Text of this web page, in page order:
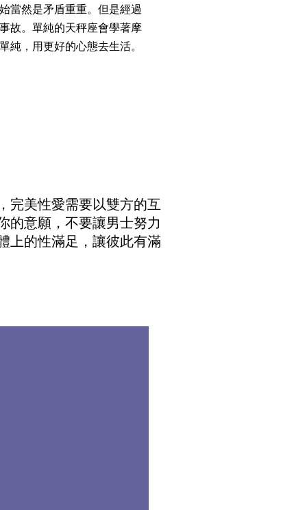
然是矛盾重重。但是經過
故。單純的天秤座會學著摩
純，用更好的心態去生活。
完美性愛需要以雙方的互
的意願，不要讓男士努力
上的性滿足，讓彼此有滿